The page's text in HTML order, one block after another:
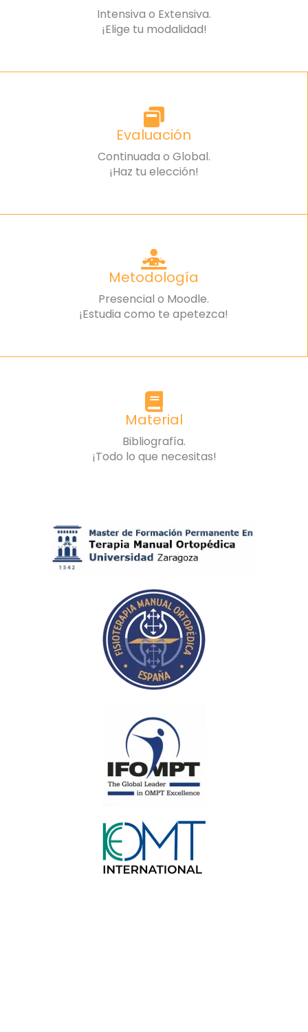
Intensiva o Extensiva.
¡Elige tu modalidad!
Evaluación
Continuada o Global.
¡Haz tu elección!
Metodología
Presencial o Moodle.
¡Estudia como te apetezca!
Material
Bibliografía.
¡Todo lo que necesitas!